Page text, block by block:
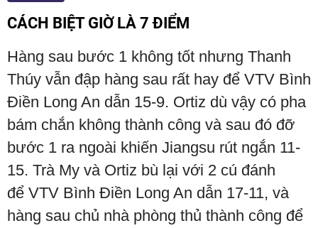
CÁCH BIỆT GIỜ LÀ 7 ĐIỂM
Hàng sau bước 1 không tốt nhưng Thanh
Thúy vẫn đập hàng sau rất hay để VTV Bình
Điền Long An dẫn 15-9. Ortiz dù vậy có pha
bám chắn không thành công và sau đó đỡ
bước 1 ra ngoài khiến Jiangsu rút ngắn 11-
15. Trà My và Ortiz bù lại với 2 cú đánh
để VTV Bình Điền Long An dẫn 17-11, và
hàng sau chủ nhà phòng thủ thành công để